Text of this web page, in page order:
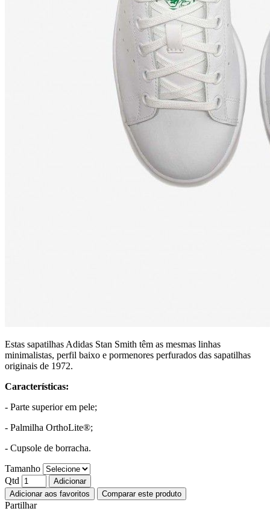
Estas sapatilhas Adidas Stan Smith têm as mesmas linhas
minimalistas, perfil baixo e pormenores perfurados das sapatilhas
originais de 1972.
Características:
- Parte superior em pele;
- Palmilha OrthoLite®;
- Cupsole de borracha.
Tamanho
Qtd
Adicionar
Adicionar aos favoritos
Comparar este produto
Partilhar